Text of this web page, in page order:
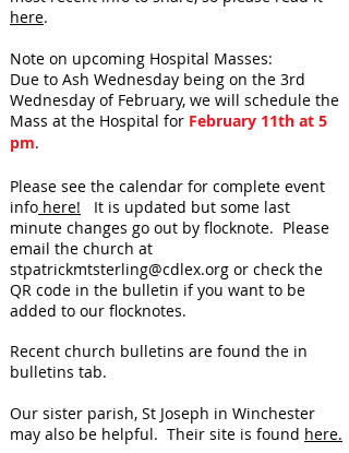
here.
Note on upcoming Hospital Masses:
Due to Ash Wednesday being on the 3rd
Wednesday of February, we will schedule the
Mass at the Hospital for February 11th at 5
pm.
Please see the calendar for complete event
info here!
It is updated but some last
minute changes go out by flocknote. Please
email the church at
stpatrickmtsterling@cdlex.org or check the
QR code in the bulletin if you want to be
added to our flocknotes.
Recent church bulletins are found the in
bulletins tab.
Our sister parish, St Joseph in Winchester
may also be helpful. Their site is found here.